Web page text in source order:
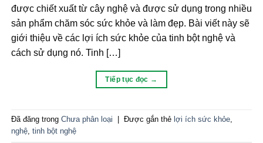
được chiết xuất từ cây nghệ và được sử dụng trong nhiều
sản phẩm chăm sóc sức khỏe và làm đẹp. Bài viết này sẽ
giới thiệu về các lợi ích sức khỏe của tinh bột nghệ và
cách sử dụng nó. Tinh […]
Tiếp tục đọc →
Đã đăng trong Chưa phân loại Được gắn thẻ lợi ích sức khỏe,
nghệ, tinh bột nghệ